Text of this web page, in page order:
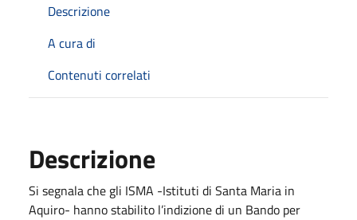
Descrizione
A cura di
Contenuti correlati
Descrizione
Si segnala che gli ISMA -Istituti di Santa Maria in
Aquiro- hanno stabilito l’indizione di un Bando per